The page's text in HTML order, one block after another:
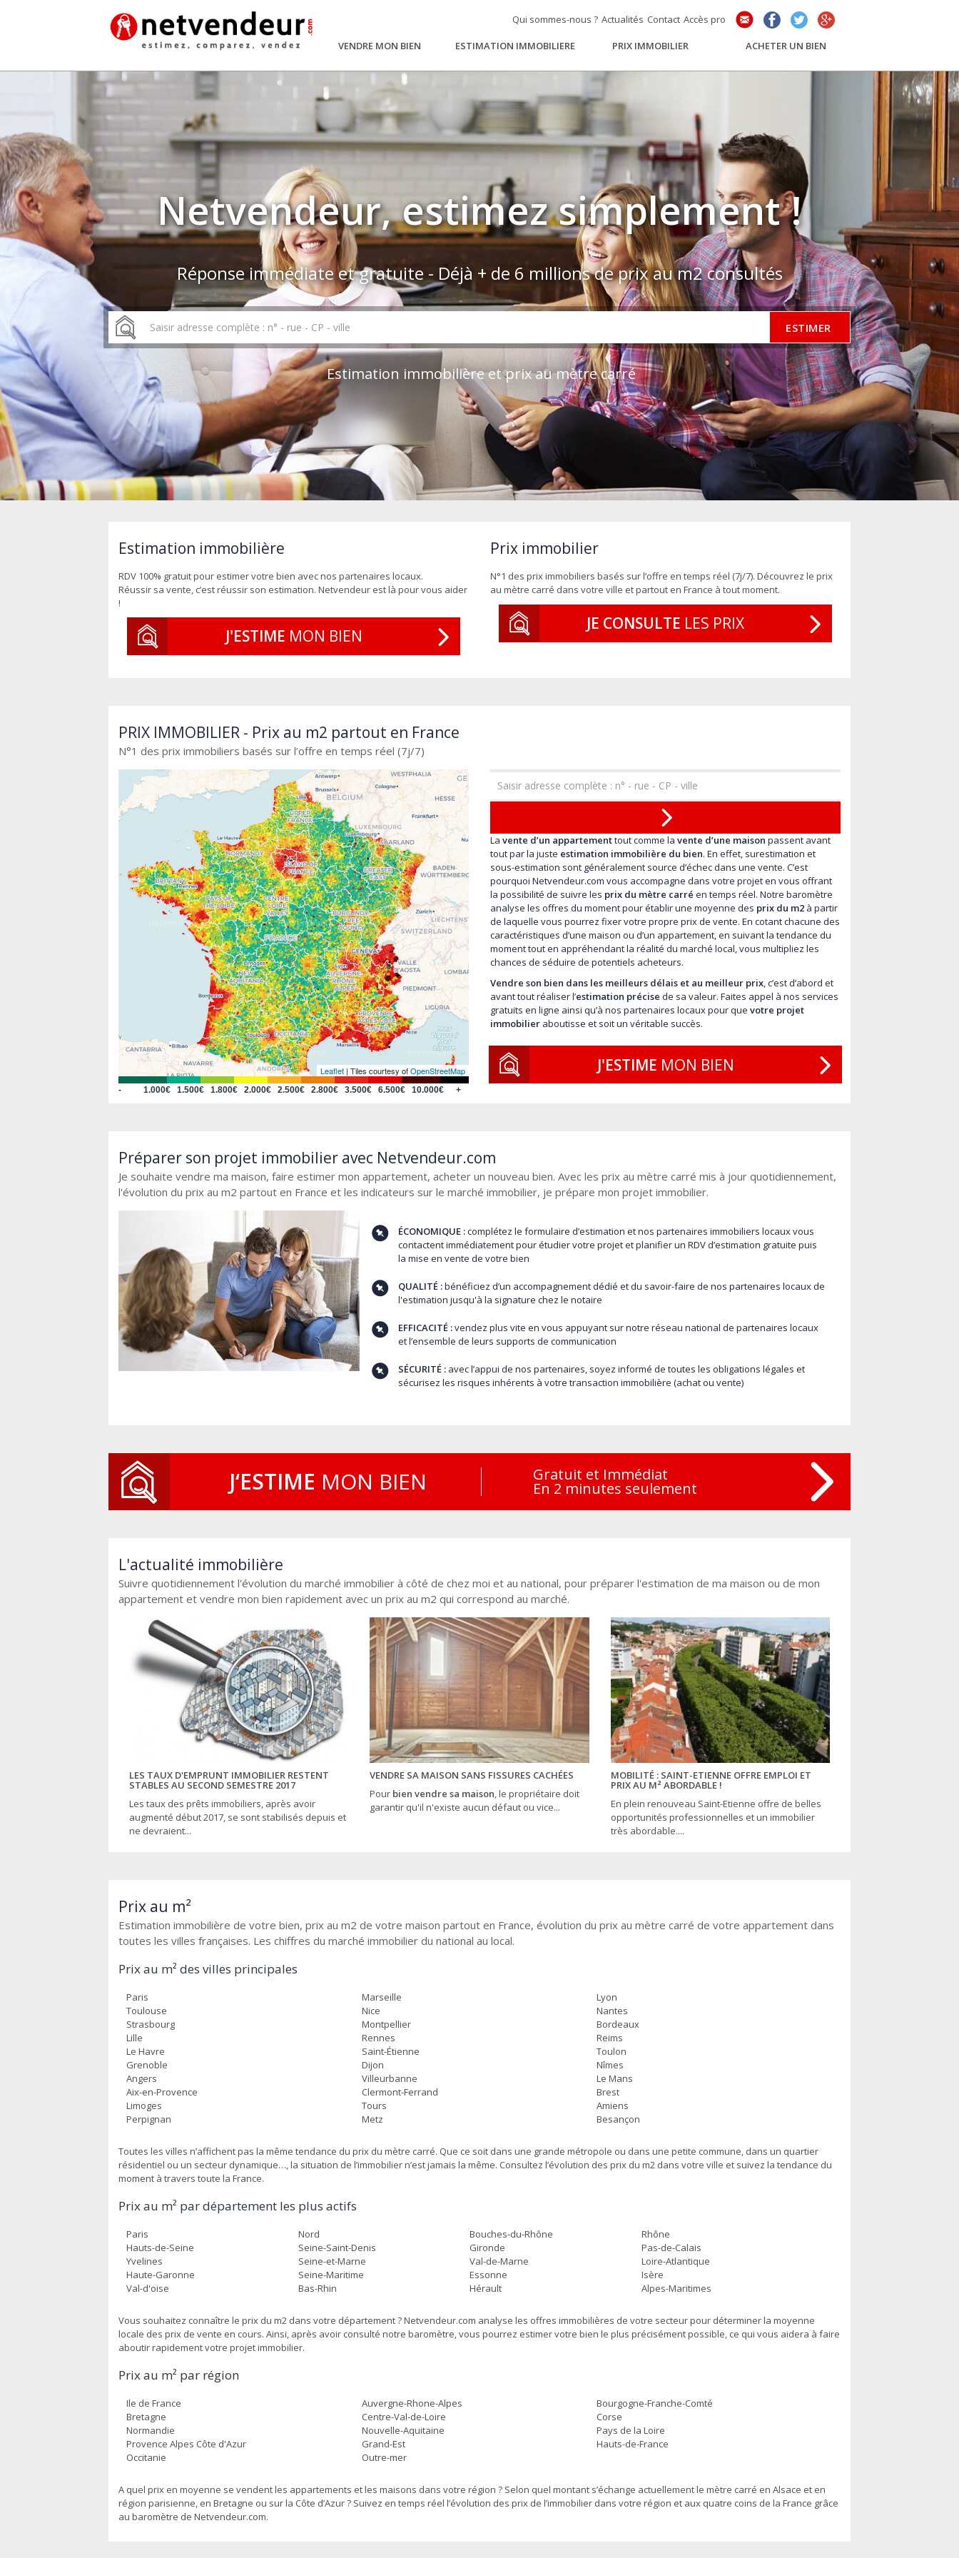
Qui sommes-nous ? Actualités Contact Accès pro
VENDRE MON BIEN ESTIMATION IMMOBILIERE PRIX IMMOBILIER ACHETER UN BIEN
Netvendeur, estimez simplement !
Réponse immédiate et gratuite - Déjà + de 6 millions de prix au m2 consultés
Estimation immobilière et prix au mètre carré
Estimation immobilière
RDV 100% gratuit pour estimer votre bien avec nos partenaires locaux.
Réussir sa vente, c’est réussir son estimation. Netvendeur est là pour vous aider
!
J'ESTIME MON BIEN
Prix immobilier
N°1 des prix immobiliers basés sur l’offre en temps réel (7j/7). Découvrez le prix
au mètre carré dans votre ville et partout en France à tout moment.
JE CONSULTE LES PRIX
PRIX IMMOBILIER - Prix au m2 partout en France
N°1 des prix immobiliers basés sur l’offre en temps réel (7j/7)
Leaflet | Tiles courtesy ofOpenStreetMap
Leaflet | Tiles courtesy ofOpenStreetMap
- 1.000€ 1.500€ 1.800€ 2.000€ 2.500€ 2.800€ 3.500€ 6.500€ 10.000€ +
La vente d’un appartementtout comme la vente d’une maison passent avant
tout par la juste estimation immobilière du bien. En effet, surestimation et
sous-estimation sont généralement source d’échec dans une vente. C’est
pourquoi Netvendeur.com vous accompagne dans votre projet en vous offrant
la possibilité de suivre les prix du mètre carré en temps réel. Notre baromètre
analyse les offres du moment pour établir une moyenne des prix du m2 à partir
de laquelle vous pourrez fixer votre propre prix de vente. En cotant chacune des
caractéristiques d’une maison ou d’un appartement, en suivant la tendance du
moment tout en appréhendant la réalité du marché local, vous multipliez les
chances de séduire de potentiels acheteurs.
Vendre son bien dans les meilleurs délais et au meilleur prix, c’est d’abord et
avant tout réaliser l’estimation précise de sa valeur. Faites appel à nos services
gratuits en ligne ainsi qu’à nos partenaires locaux pour que votre projet
immobilier aboutisse et soit un véritable succès.
J'ESTIME MON BIEN
Préparer son projet immobilier avec Netvendeur.com
Je souhaite vendre ma maison, faire estimer mon appartement, acheter un nouveau bien. Avec les prix au mètre carré mis à jour quotidiennement,
l'évolution du prix au m2 partout en France et les indicateurs sur le marché immobilier, je prépare mon projet immobilier.
ÉCONOMIQUE :complétez le formulaire d’estimation et nos partenaires immobiliers locaux vous
contactent immédiatement pour étudier votre projet et planifier un RDV d’estimation gratuite puis
la mise en vente de votre bien
QUALITÉ :bénéficiez d’un accompagnement dédié et du savoir-faire de nos partenaires locaux de
l'estimation jusqu'à la signature chez le notaire
EFFICACITÉ :vendez plus vite en vous appuyant sur notre réseau national de partenaires locaux
et l’ensemble de leurs supports de communication
SÉCURITÉ : avec l’appui de nos partenaires, soyez informé de toutes les obligations légales et
sécurisez les risques inhérents à votre transaction immobilière (achat ou vente)
J‘ESTIME MON BIEN Gratuit et Immédiat
En 2 minutes seulement
L'actualité immobilière
Suivre quotidiennement l'évolution du marché immobilier à côté de chez moi et au national, pour préparer l'estimation de ma maison ou de mon
appartement et vendre mon bien rapidement avec un prix au m2 qui correspond au marché.
LES TAUX D'EMPRUNT IMMOBILIER RESTENT
STABLES AU SECOND SEMESTRE 2017
Les taux des prêts immobiliers, après avoir
augmenté début 2017, se sont stabilisés depuis et
ne devraient...
VENDRE SA MAISON SANS FISSURES CACHÉES
Pour bien vendre sa maison, le propriétaire doit
garantir qu'il n'existe aucun défaut ou vice...
MOBILITÉ : SAINT-ETIENNE OFFRE EMPLOI ET
PRIX AU M² ABORDABLE !
En plein renouveau Saint-Etienne offre de belles
opportunités professionnelles et un immobilier
très abordable....
Prix au m²
Estimation immobilière de votre bien, prix au m2 de votre maison partout en France, évolution du prix au mètre carré de votre appartement dans
toutes les villes françaises. Les chiffres du marché immobilier du national au local.
Prix au m² des villes principales
Paris Marseille
Lyon
Toulouse
Nice
Nantes
Strasbourg
Montpellier
Bordeaux
Lille
Rennes
Reims
Le Havre
Saint-Étienne
Toulon
Grenoble
Dijon
Nîmes
Angers
Villeurbanne
Le Mans
Aix-en-Provence
Clermont-Ferrand
Brest
Limoges
Tours
Amiens
Perpignan
Metz Besançon
Toutes les villes n’affichent pas la même tendance du prix du mètre carré. Que ce soit dans une grande métropole ou dans une petite commune, dans un quartier
résidentiel ou un secteur dynamique…, la situation de l’immobilier n’est jamais la même. Consultez l’évolution des prix du m2 dans votre ville et suivez la tendance du
moment à travers toute la France.
Prix au m² par département les plus actifs
Paris Nord Bouches-du-Rhône
Rhône
Hauts-de-Seine
Seine-Saint-Denis Gironde
Pas-de-Calais
Yvelines
Seine-et-Marne Val-de-Marne
Loire-Atlantique
Haute-Garonne
Seine-Maritime Essonne
Isère
Val-d'oise
Bas-Rhin Hérault Alpes-Maritimes
Vous souhaitez connaître le prix du m2 dans votre département ? Netvendeur.com analyse les offres immobilières de votre secteur pour déterminer la moyenne
locale des prix de vente en cours. Ainsi, après avoir consulté notre baromètre, vous pourrez estimer votre bien le plus précisément possible, ce qui vous aidera à faire
aboutir rapidement votre projet immobilier.
Prix au m² par région
Ile de France Auvergne-Rhone-Alpes
Bourgogne-Franche-Comté
Bretagne
Centre-Val-de-Loire
Corse
Normandie
Nouvelle-Aquitaine
Pays de la Loire
Provence Alpes Côte d'Azur
Grand-Est
Hauts-de-France
Occitanie
Outre-mer
A quel prix en moyenne se vendent les appartements et les maisons dans votre région ? Selon quel montant s’échange actuellement le mètre carré en Alsace et en
région parisienne, en Bretagne ou sur la Côte d’Azur ? Suivez en temps réel l’évolution des prix de l’immobilier dans votre région et aux quatre coins de la France grâce
au baromètre de Netvendeur.com.